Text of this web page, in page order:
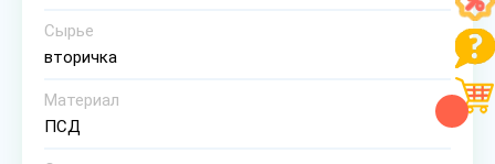
Сырье
вторичка
Материал
ПСД